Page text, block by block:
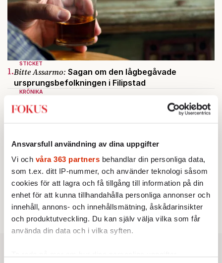
Ansvarsfull användning av dina uppgifter
Vi och våra 363 partners behandlar din personliga data,
som t.ex. ditt IP-nummer, och använder teknologi såsom
cookies för att lagra och få tillgång till information på din
enhet för att kunna tillhandahålla personliga annonser och
innehåll, annons- och innehållsmätning, åskådarinsikter
och produktutveckling. Du kan själv välja vilka som får
använda din data och i vilka syften.
STICKET
1.Bitte Assarmo: Sagan om den lågbegåvade
ursprungsbefolkningen i Filipstad
KRÖNIKA
Ja, AC är ett hot mot den
franska civilisationen
3.
vänstern för Agnes Wold
STICKET
4.Dan Korn: Quisling, quislingar och sten i glashus
5.Därför liknar Putin både tsaren och Stalin
Av: Bengt Jangfeldt
6.Christoffer Jonsson:Inte nu igen, Vänsterpartiet!